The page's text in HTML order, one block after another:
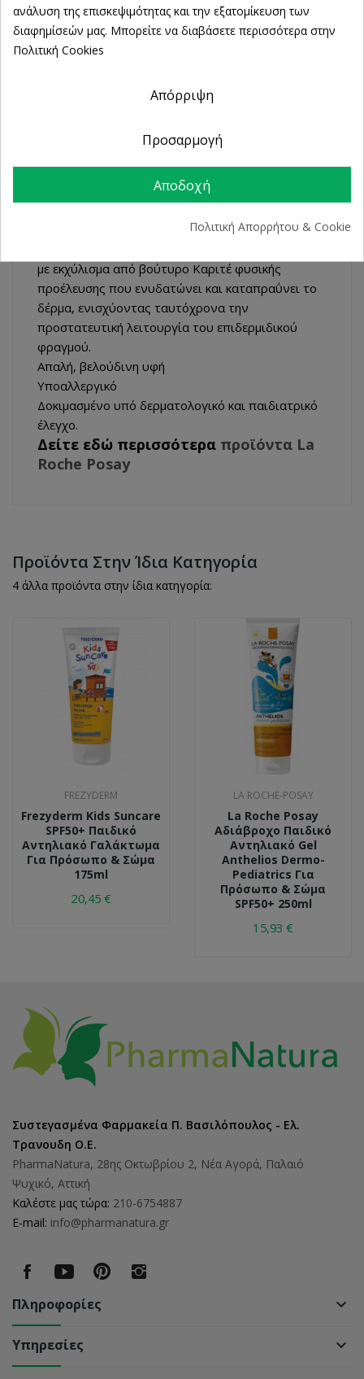
La Roche Posay Anthelios Dermo-
και Σώματος SPF50+
UVB με SPF50+ και από την UVA με PPD 39. Πιο
υψηλή προστασία σε σχέση με το όριο των
συστάσεων της Ευρωπαϊκής Ένωσης. Η σύνθεσή
του είναι προσαρμοσμένη στις ανάγκες του
απολύτως απαραίτητα συστατικά, προσεκτικά
με εκχύλισμα από βούτυρο Καριτέ φυσικής
προέλευσης που ενυδατώνει και καταπραΰνει το
δέρμα, ενισχύοντας ταυτόχρονα την
προστατευτική λειτουργία του επιδερμιδικού
φραγμού.
Απαλή, βελούδινη υφή
Υποαλλεργικό
Δοκιμασμένο υπό δερματολογικό και παιδιατρικό
έλεγχο.
Δείτε εδώ περισσότερα προϊόντα La
Roche Posay
Προϊόντα Στην Ίδια Κατηγορία
4 άλλα προϊόντα στην ίδια κατηγορία:
FREZYDERM
Frezyderm Kids Suncare
SPF50+ Παιδικό
Αντηλιακό Γαλάκτωμα
Για Πρόσωπο & Σώμα
175ml
20,45 €
LA ROCHE-POSAY
La Roche Posay
Αδιάβροχο Παιδικό
Αντηλιακό Gel
Anthelios Dermo-
Pediatrics Για
Πρόσωπο & Σώμα
SPF50+ 250ml
15,93 €
Συστεγασμένα Φαρμακεία Π. Βασιλόπουλος - Ελ.
Τρανουδη Ο.Ε.
PharmaNatura, 28ης Οκτωβρίου 2, Νέα Αγορά, Παλαιό
Ψυχικό, Αττική
Καλέστε μας τώρα: 210-6754887
E-mail: info@pharmanatura.gr
Πληροφορίες keyboard_arrow_down
Υπηρεσίες keyboard_arrow_down
ανάλυση της επισκεψιμότητας και την εξατομίκευση των
διαφημίσεών μας. Μπορείτε να διαβάσετε περισσότερα στην
Πολιτική Cookies
Απόρριψη
Προσαρμογή
Αποδοχή
Πολιτική Απορρήτου & Cookie